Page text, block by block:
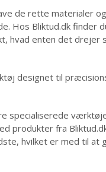
de rette materialer
Hos Bliktud.dk finder
hvad enten det drejer
designet til
specialiserede
produkter fra
hvilket er med til at